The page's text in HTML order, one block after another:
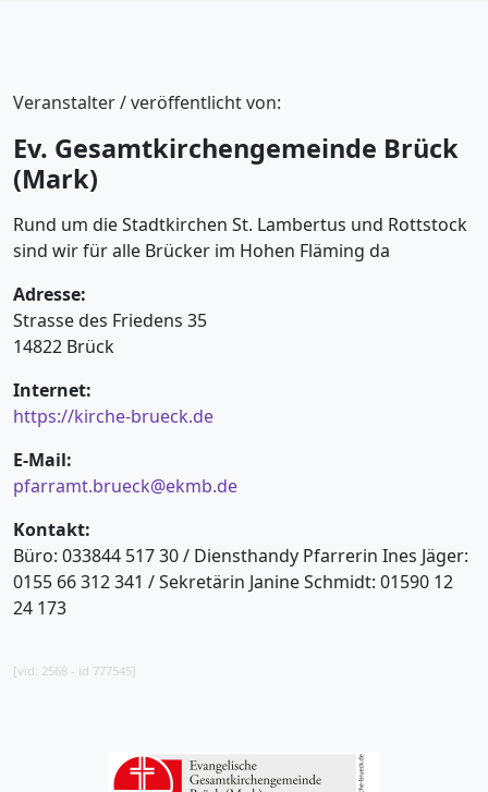
Veranstalter / veröffentlicht von:
Ev. Gesamtkirchengemeinde Brück
(Mark)
Rund um die Stadtkirchen St. Lambertus und Rottstock
sind wir für alle Brücker im Hohen Fläming da
Adresse:
Strasse des Friedens 35
14822 Brück
Internet:
https://kirche-brueck.de
E-Mail:
pfarramt.brueck@ekmb.de
Kontakt:
Büro: 033844 517 30 / Diensthandy Pfarrerin Ines Jäger:
0155 66 312 341 / Sekretärin Janine Schmidt: 01590 12
24 173
[vid: 2568 - id 777545]